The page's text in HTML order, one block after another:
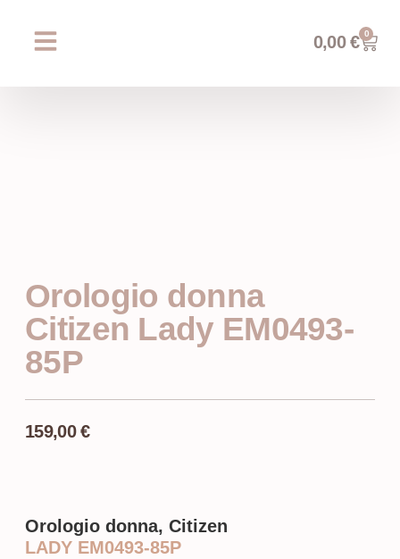
0,00€ 0
Orologio donna
Citizen Lady EM0493-
85P
159,00€
Orologio donna, Citizen
LADY EM0493-85P